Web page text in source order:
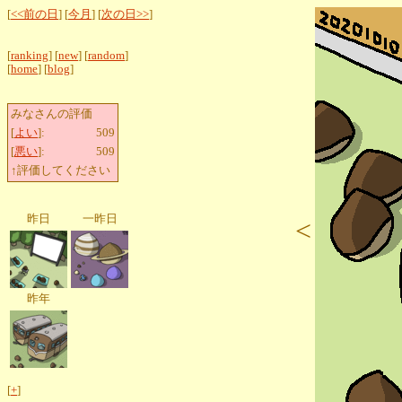
[<<前の日 ] [今月 ] [次の日>>]
[ranking] [new] [random]
[home] [blog]
みなさんの評価
[よい]:
509
[悪い]:
509
↑評価してください
昨日 一昨日
昨年
[+]
<